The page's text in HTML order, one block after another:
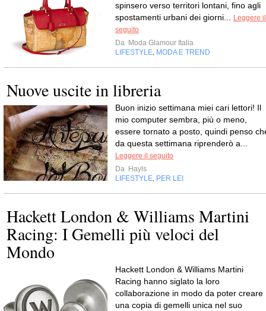
spinsero verso territori lontani, fino agli
spostamenti urbani dei giorni...
Leggere il
seguito
Da Moda Glamour Italia
LIFESTYLE MODA E TREND
Nuove uscite in libreria
Buon inizio settimana miei cari lettori! Il
mio computer sembra, più o meno,
essere tornato a posto, quindi penso
da questa settimana riprenderò a...
Leggere il seguito
Da Hayls
LIFESTYLE PER LEI
Hackett London & Williams Martini
Racing: I Gemelli più veloci del
Mondo
Hackett London & Williams Martini
Racing hanno siglato la loro
collaborazione in modo da poter creare
una copia di gemelli unica nel suo